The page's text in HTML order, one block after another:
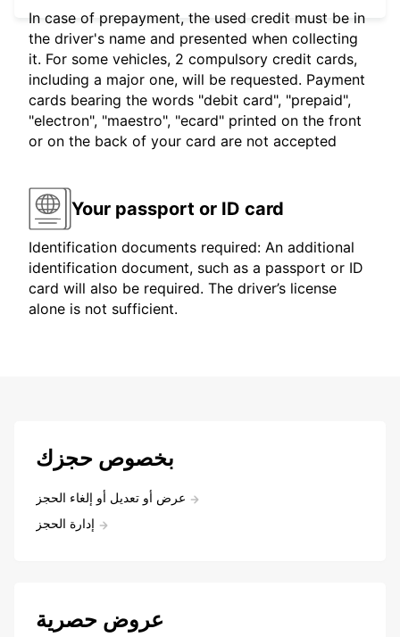
In case of prepayment, the used credit must be in
the driver's name and presented when collecting
it. For some vehicles, 2 compulsory credit cards,
including a major one, will be requested. Payment
cards bearing the words "debit card", "prepaid",
"electron", "maestro", "ecard" printed on the front
or on the back of your card are not accepted
Your passport or ID card
Identification documents required: An additional
identification document, such as a passport or ID
card will also be required. The driver’s license
alone is not sufficient.
بخصوص حجزك
عرض أو تعديل أو إلغاء الحجز
إدارة الحجز
عروض حصرية